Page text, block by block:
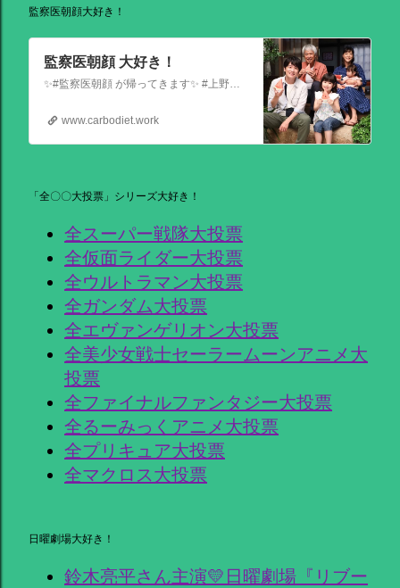
監察医朝顔大好き！
監察医朝顔 大好き！
✨#監察医朝顔 が帰ってきます✨ #上野樹里 主演 『監察医朝顔2025新春SP』 ＼＼1月3日(金)夜9時から／／ 法医学者であり母である 朝顔が人々の最期と向き合う… 父(#時任三郎)との別れ… そして桑原(#風間俊介)が託されたものとは… お正月にぜひ観ていただきたい 温かい物語です
www.carbodiet.work
「全〇〇大投票」シリーズ大好き！
全スーパー戦隊大投票
全仮面ライダー大投票
全ウルトラマン大投票
全ガンダム大投票
全エヴァンゲリオン大投票
全美少女戦士セーラームーンアニメ大
投票
全ファイナルファンタジー大投票
全るーみっくアニメ大投票
全プリキュア大投票
全マクロス大投票
日曜劇場大好き！
鈴木亮平さん主演💛日曜劇場『リブー